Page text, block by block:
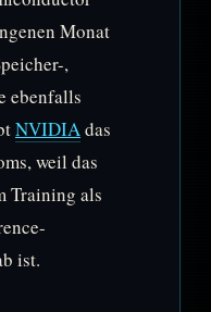
Monat
,
ebenfalls
NVIDIAdas
weil das
Training als
ist.